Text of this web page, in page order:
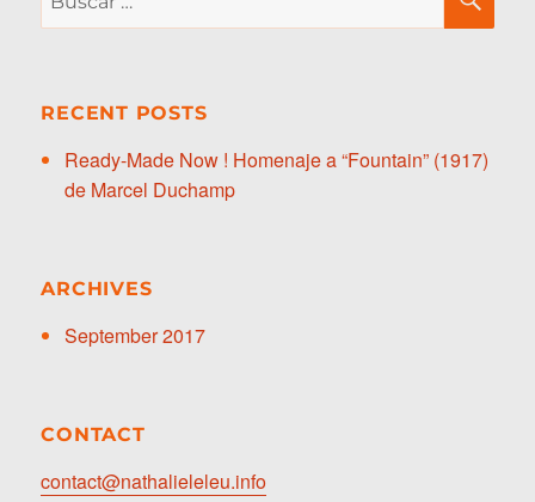
por:
RECENT POSTS
Ready-Made Now ! Homenaje a “Fountain” (1917)
de Marcel Duchamp
ARCHIVES
September 2017
CONTACT
contact@nathalieleleu.info